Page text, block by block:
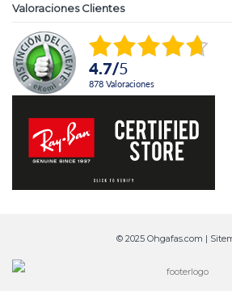
Valoraciones Clientes
4.7/5
878 Valoraciones
© 2025 Ohgafas.com |